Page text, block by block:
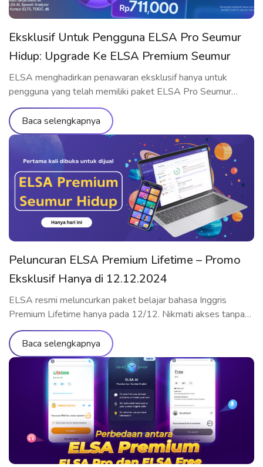
Eksklusif Untuk Pengguna ELSA Pro Seumur
Hidup: Upgrade Ke ELSA Premium Seumur
Hidup Dengan Harga Spesial
ELSA menghadirkan penawaran eksklusif hanya untuk
pengguna yang telah memiliki paket ELSA Pro Seumur
Hidup – kesempatan emas untuk upgrade ke ELSA
Premium Seumur Hidup dengan harga terbaik yang belum
pernah ada sebelumnya! Penawaran Hanya untuk Pengguna
ELSA Pro Seumur Hidup Jika Anda adalah pemilik paket
ELSA Pro Seumur Hidup, maka ini adalah saat yang […]
Baca selengkapnya
Peluncuran ELSA Premium Lifetime – Promo
Eksklusif Hanya di 12.12.2024
ELSA resmi meluncurkan paket belajar bahasa Inggris
Premium Lifetime hanya pada 12/12. Nikmati akses tanpa
batas ke ribuan materi pembelajaran, tingkatkan pelafalan
dan kemampuan komunikasi dengan standar internasional,
semuanya dengan biaya yang super hemat. Daftar sekarang
untuk mendapatkan promo spesial ini! Keunggulan ELSA
Premium Lifetime Sebagai bentuk apresiasi kepada
pengguna setia, ELSA membuka penjualan paket […]
Baca selengkapnya